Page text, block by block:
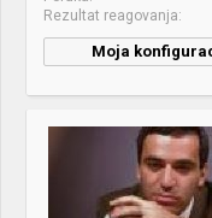
Other:
Sound:
Case:
PSU:
Rezultat reagovanja
Moja